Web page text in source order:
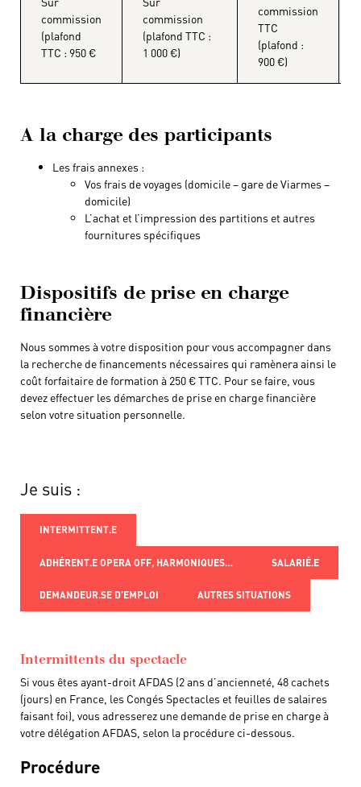
commission
(plafond
TTC : 950 €
commission
(plafond TTC :
1 000 €)
commission
TTC
(plafond :
900 €)
A la charge des participants
Les frais annexes :
Vos frais de voyages (domicile – gare de Viarmes –
domicile)
L’achat et l’impression des partitions et autres
fournitures spécifiques
Dispositifs de prise en charge
financière
Nous sommes à votre disposition pour vous accompagner dans
la recherche de financements nécessaires qui ramènera ainsi le
coût forfaitaire de formation à 250 € TTC. Pour se faire, vous
devez effectuer les démarches de prise en charge financière
selon votre situation personnelle.
Je suis :
INTERMITTENT.E
ADHÉRENT.E OPERA OFF, HARMONIQUES… SALARIÉ.E
DEMANDEUR.SE D’EMPLOI AUTRES SITUATIONS
Intermittents du spectacle
Si vous êtes ayant-droit AFDAS (2 ans d’ancienneté, 48 cachets
(jours) en France, les Congés Spectacles et feuilles de salaires
faisant foi), vous adresserez une demande de prise en charge à
votre délégation AFDAS, selon la procédure ci-dessous.
Procédure